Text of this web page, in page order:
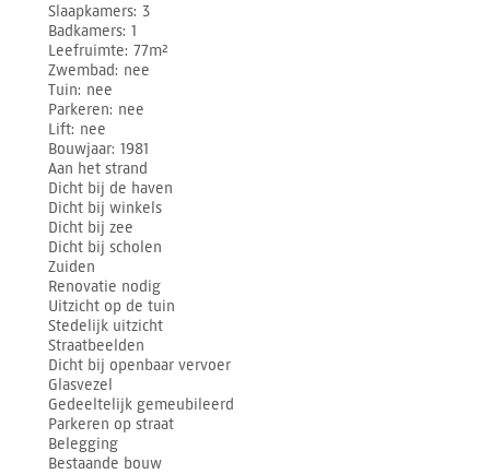
Slaapkamers 3
Badkamers 1
Leefruimte 77m²
Zwembad nee
Tuin nee
Parkeren nee
Lift nee
Bouwjaar 1981
Aan het strand
Dicht bij de haven
Dicht bij winkels
Dicht bij zee
Dicht bij scholen
Zuiden
Renovatie nodig
Uitzicht op de tuin
Stedelijk uitzicht
Straatbeelden
Dicht bij openbaar vervoer
Glasvezel
Gedeeltelijk gemeubileerd
Parkeren op straat
Belegging
Bestaande bouw